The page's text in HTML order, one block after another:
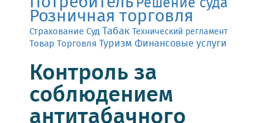
Розничная торговля
СтрахованиеСудТабакТехнический регламент
Товар Торговля Туризм Финансовые услуги
Контроль за
соблюдением